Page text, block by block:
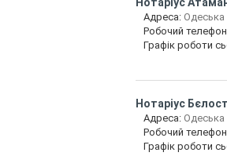
Адреса: Одеська
Робочий
Графік роботи
Нотаріус
Адреса: Одеська
Робочий
Графік роботи